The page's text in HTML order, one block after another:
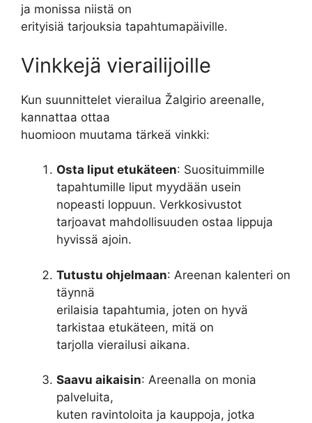
ja monissa niistä on
erityisiä tarjouksia tapahtumapäiville.
Vinkkejä vierailijoille
Kun suunnittelet vierailua Žalgirio areenalle,
kannattaa ottaa
huomioon muutama tärkeä vinkki:
Osta liput etukäteen: Suosituimmille
tapahtumille liput myydään usein
nopeasti loppuun. Verkkosivustot
tarjoavat mahdollisuuden ostaa lippuja
hyvissä ajoin.
Tutustu ohjelmaan: Areenan kalenteri on
täynnä
erilaisia tapahtumia, joten on hyvä
tarkistaa etukäteen, mitä on
tarjolla vierailusi aikana.
Saavu aikaisin: Areenalla on monia
palveluita,
kuten ravintoloita ja kauppoja, jotka